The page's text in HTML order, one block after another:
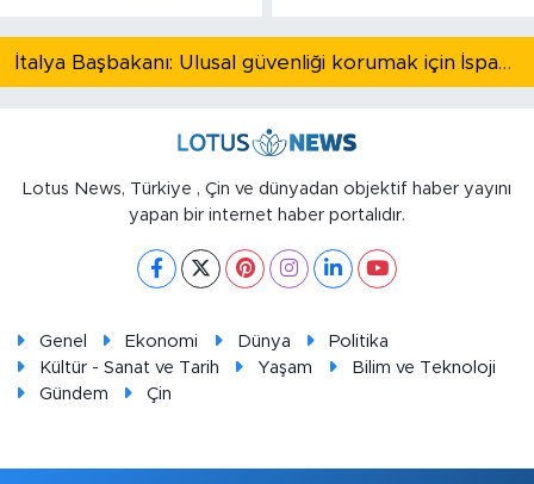
İtalya Başbakanı: Ulusal güvenliği korumak için İspanya ile Schengen kapsamındaki serbest dolaşımı askıya alıyoruz
Lotus News, Türkiye , Çin ve dünyadan objektif haber yayını
yapan bir internet haber portalıdır.
Genel Ekonomi Dünya
Politika
Kültür - Sanat ve Tarih
Yaşam
Bilim ve Teknoloji
Gündem
Çin